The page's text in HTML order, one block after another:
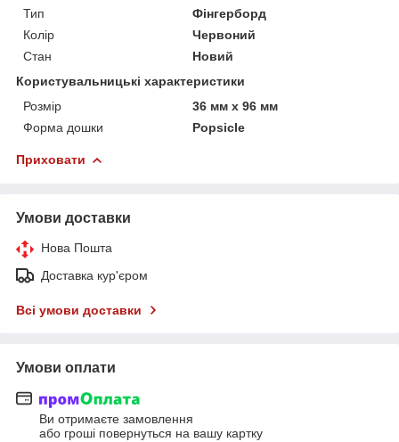
Тип
Фінгерборд
Колір
Червоний
Стан
Новий
Користувальницькі характеристики
Розмір
36 мм х 96 мм
Форма дошки
Popsicle
Приховати
Умови доставки
Нова Пошта
Доставка кур'єром
Всі умови доставки
Умови оплати
Ви отримаєте замовлення
або гроші повернуться на вашу картку